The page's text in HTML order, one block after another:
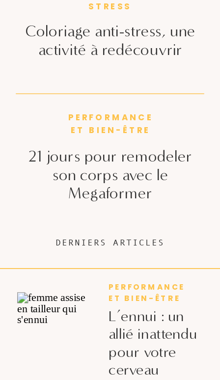
Coloriage anti-stress, une
activité à redécouvrir
STRESS
21 jours pour remodeler
son corps avec le
Megaformer
PERFORMANCE
ET BIEN-ÊTRE
L’ennui : un
allié inattendu
pour votre
cerveau
PERFORMANCE
ET BIEN-ÊTRE
DERNIERS ARTICLES